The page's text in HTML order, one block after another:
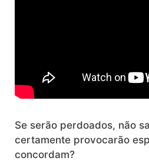
Se serão perdoados, não
certamente provocarão
concordam?